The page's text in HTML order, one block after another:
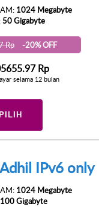
1024 Megabyte
50 Gigabyte
Rp -20% OFF
Rp
selama 12 bulan
PILIH
IPv6 only
1024 Megabyte
100 Gigabyte